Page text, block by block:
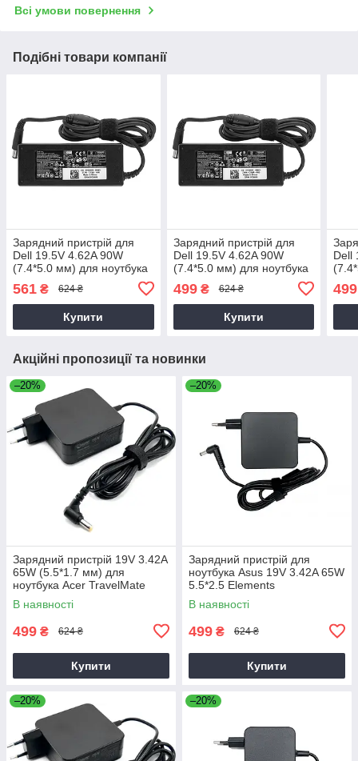
Всі умови повернення
Подібні товари компанії
Зарядний пристрій для
Dell 19.5V 4.62A 90W
(7.4*5.0 мм) для ноутбука
P63G, P63G002 90W
561 ₴ 624 ₴
Купити
Зарядний пристрій для
Dell 19.5V 4.62A 90W
(7.4*5.0 мм) для ноутбука
499₴ 624 ₴
Купити
Dell
499
Акційні пропозиції та новинки
–20%
Зарядний пристрій 19V 3.42A
65W (5.5*1.7 мм) для
ноутбука Acer TravelMate
P2510-G2-M
В наявності
499 ₴ 624 ₴
Купити
–20%
Зарядний пристрій для
ноутбука Asus 19V 3.42A 65W
5.5*2.5 Elements
В наявності
499 ₴ 624 ₴
Купити
–20% –20%